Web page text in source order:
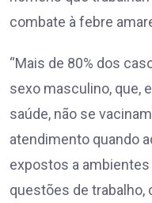
combate à febre
“Mais de 80% dos
sexo masculino, que,
saúde, não se
atendimento quando
expostos a
questões de trabalho,